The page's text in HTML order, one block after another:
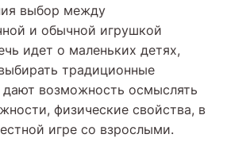
выбор между
и обычной игрушкой
идет о маленьких детях,
традиционные
возможность осмыслять
физические свойства, в
игре со взрослыми.